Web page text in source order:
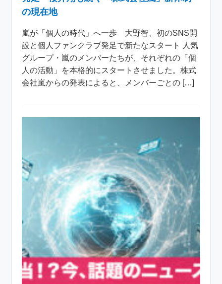
の現在地
嵐が「個人の時代」へ一歩 大野智、初のSNS開
設と個人ファンクラブ発足で新たなスタート 人気
グループ・嵐のメンバーたちが、それぞれの「個
人の活動」を本格的にスタートさせました。株式
会社嵐からの発表によると、メンバーごとの […]